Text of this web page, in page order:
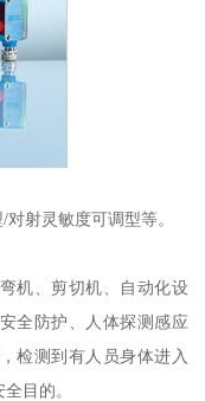
射灵敏度可调型等。
机、剪切机、自动化设
全防护、人体探测感应
检测到有人员身体进入
目的。